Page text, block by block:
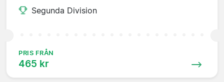
Segunda Division
PRIS FRÅN
465 kr